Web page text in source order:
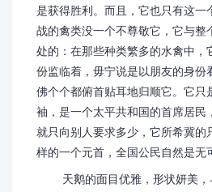
是获得胜利。而且，它也只有这一
战的禽类没一个不尊敬它，它与整
处的：在那些种类繁多的水禽中，
份监临着，毋宁说是以朋友的身份
佛个个都俯首贴耳地归顺它。它只
袖，是一个太平共和国的首席居民
就只向别人要求多少，它所希冀的
样的一个元首，全国公民自然是无
天鹅的面目优雅，形状妍美，